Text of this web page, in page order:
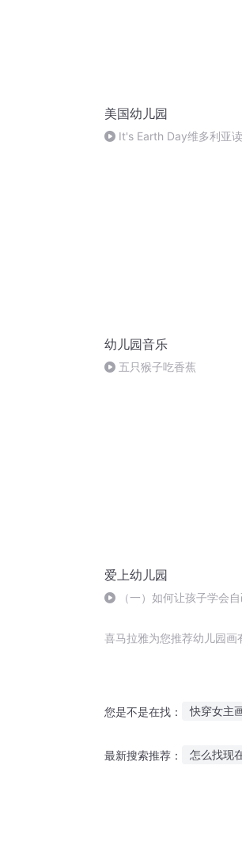
美国幼儿园
It's Earth Day维多利亚读
幼儿园音乐
五只猴子吃香蕉
爱上幼儿园
（一）如何让孩子学会自
喜马拉雅为您推荐幼儿园画
您是不是在找： 快穿女主
最新搜索推荐： 怎么找现